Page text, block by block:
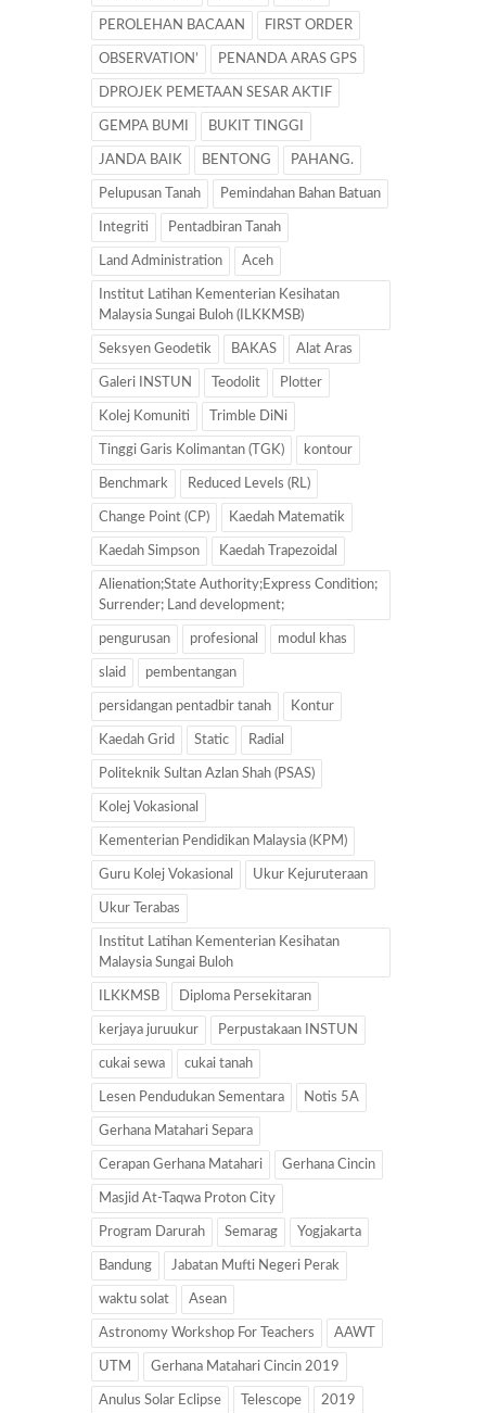
PEROLEHAN BACAAN FIRST ORDER
OBSERVATION’ PENANDA ARAS GPS
DPROJEK PEMETAAN SESAR AKTIF
GEMPA BUMI BUKIT TINGGI
JANDA BAIK BENTONG PAHANG.
Pelupusan Tanah Pemindahan Bahan Batuan
Integriti Pentadbiran Tanah
Land Administration Aceh
Institut Latihan Kementerian Kesihatan
Malaysia Sungai Buloh (ILKKMSB)
Seksyen Geodetik BAKAS Alat Aras
Galeri INSTUN Teodolit Plotter
Kolej Komuniti Trimble DiNi
Tinggi Garis Kolimantan (TGK) kontour
Benchmark Reduced Levels (RL)
Change Point (CP) Kaedah Matematik
Kaedah Simpson Kaedah Trapezoidal
Alienation;State Authority;Express Condition;
Surrender; Land development;
pengurusan profesional modul khas
slaid pembentangan
persidangan pentadbir tanah Kontur
Kaedah Grid Static Radial
Politeknik Sultan Azlan Shah (PSAS)
Kolej Vokasional
Kementerian Pendidikan Malaysia (KPM)
Guru Kolej Vokasional Ukur Kejuruteraan
Ukur Terabas
Institut Latihan Kementerian Kesihatan
Malaysia Sungai Buloh
ILKKMSB Diploma Persekitaran
kerjaya juruukur Perpustakaan INSTUN
cukai sewa cukai tanah
Lesen Pendudukan Sementara Notis 5A
Gerhana Matahari Separa
Cerapan Gerhana Matahari Gerhana Cincin
Masjid At-Taqwa Proton City
Program Darurah Semarag Yogjakarta
Bandung Jabatan Mufti Negeri Perak
waktu solat Asean
Astronomy Workshop For Teachers AAWT
UTM Gerhana Matahari Cincin 2019
Anulus Solar Eclipse Telescope 2019